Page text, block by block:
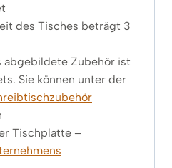
des Tisches beträgt 3
abgebildete Zubehör ist
Sie können unter der
Tischplatte –